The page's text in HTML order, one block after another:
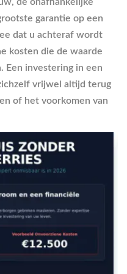
garantie op een
dat u achteraf wordt
kosten die de waarde
Een investering in een
vrijwel altijd terug
of het voorkomen van